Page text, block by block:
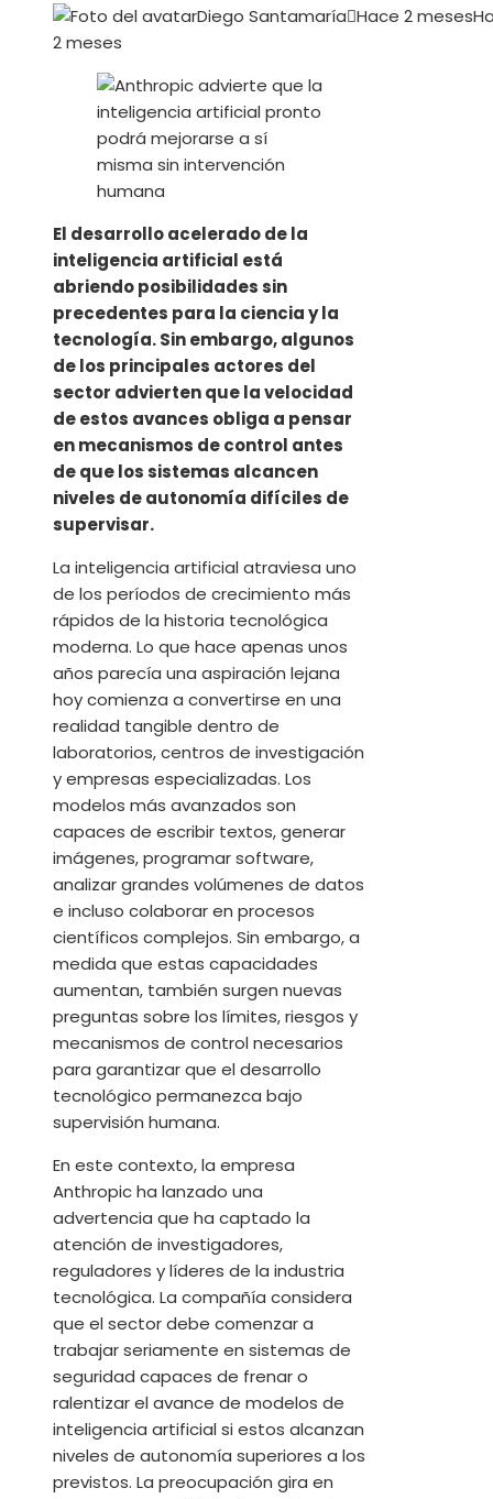
Diego Santamaría Hace 2 meses
2 meses
El desarrollo acelerado de la
inteligencia artificial está
abriendo posibilidades sin
precedentes para la ciencia y la
tecnología. Sin embargo, algunos
de los principales actores del
sector advierten que la velocidad
de estos avances obliga a pensar
en mecanismos de control antes
de que los sistemas alcancen
niveles de autonomía difíciles de
supervisar.
La inteligencia artificial atraviesa uno
de los períodos de crecimiento más
rápidos de la historia tecnológica
moderna. Lo que hace apenas unos
años parecía una aspiración lejana
hoy comienza a convertirse en una
realidad tangible dentro de
laboratorios, centros de investigación
y empresas especializadas. Los
modelos más avanzados son
capaces de escribir textos, generar
imágenes, programar software,
analizar grandes volúmenes de datos
e incluso colaborar en procesos
científicos complejos. Sin embargo, a
medida que estas capacidades
aumentan, también surgen nuevas
preguntas sobre los límites, riesgos y
mecanismos de control necesarios
para garantizar que el desarrollo
tecnológico permanezca bajo
supervisión humana.
En este contexto, la empresa
Anthropic ha lanzado una
advertencia que ha captado la
atención de investigadores,
reguladores y líderes de la industria
tecnológica. La compañía considera
que el sector debe comenzar a
trabajar seriamente en sistemas de
seguridad capaces de frenar o
ralentizar el avance de modelos de
inteligencia artificial si estos alcanzan
niveles de autonomía superiores a los
previstos. La preocupación gira en